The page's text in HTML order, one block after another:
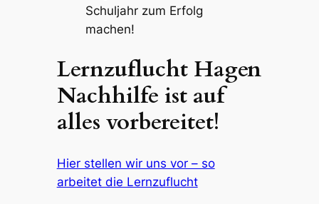
Schuljahr zum Erfolg
machen!
Lernzuflucht Hagen
Nachhilfe ist auf
alles vorbereitet!
Hier stellen wir uns vor – so
arbeitet die Lernzuflucht